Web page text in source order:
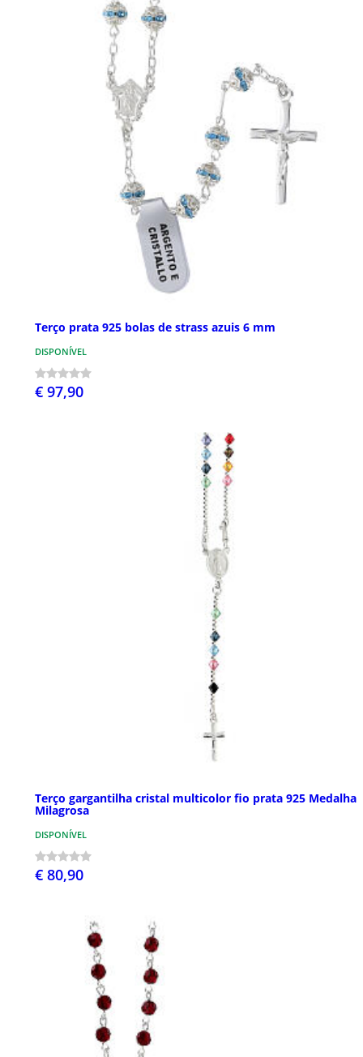
Terço prata 925 bolas de strass azuis 6 mm
DISPONÍVEL
€ 97,90
Terço gargantilha cristal multicolor fio prata 925 Medalha
Milagrosa
DISPONÍVEL
€ 80,90